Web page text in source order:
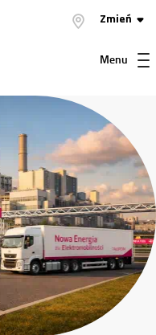
Zmień
Menu